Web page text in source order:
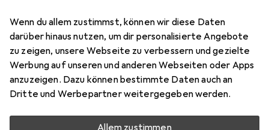
Wenn du allem zustimmst, können wir diese Daten
darüber hinaus nutzen, um dir personalisierte Angebote
zu zeigen, unsere Webseite zu verbessern und gezielte
Werbung auf unseren und anderen Webseiten oder Apps
anzuzeigen. Dazu können bestimmte Daten auch an
Dritte und Werbepartner weitergegeben werden.
Allem zustimmen
Preis in EUR inkl. MwSt.
Bewertungen Marke
Mehr von RS PRO
Zwischen Fr, 14.8. und Di, 18.8. geliefert